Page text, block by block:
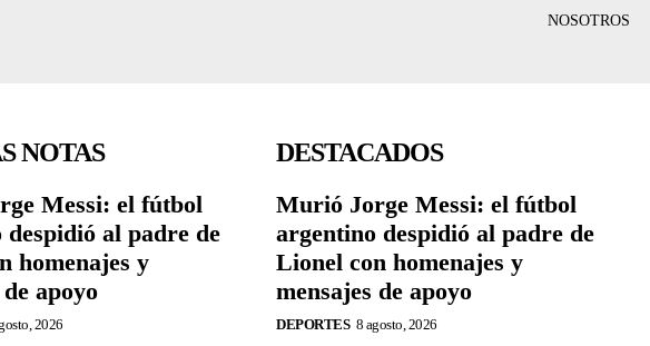
NOSOTROS
NOTAS
Messi: el fútbol
despidió al padre de
homenajes y
apoyo
2026
DESTACADOS
Murió Jorge Messi: el fútbol
argentino despidió al padre de
Lionel con homenajes y
mensajes de apoyo
DEPORTES 8 agosto, 2026